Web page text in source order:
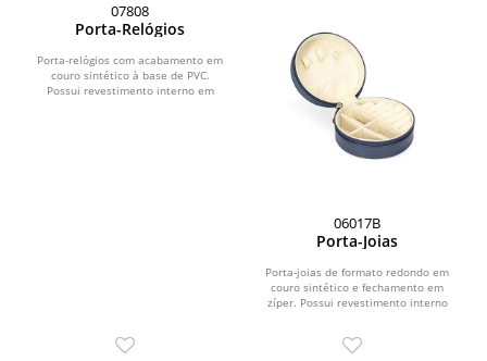
07808
Porta-Relógios
Porta-relógios com acabamento em
couro sintético à base de PVC.
Possui revestimento interno em
06017B
Porta-Joias
Porta-joias de formato redondo em
couro sintético e fechamento em
zíper. Possui revestimento interno